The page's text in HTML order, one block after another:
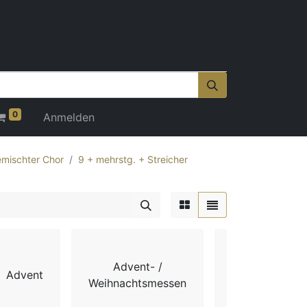
0 Anmelden
Chor 9 + mehrstg. + Streicher
Advent
Advent- /
Weihnachtsmessen